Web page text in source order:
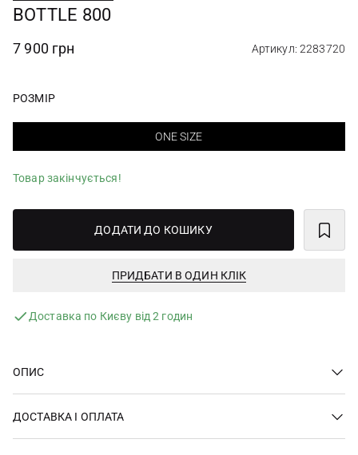
BOTTLE 800
7 900 грн Артикул: 2283720
РОЗМІР
ONE SIZE
Товар закінчується!
ДОДАТИ ДО КОШИКУ
ПРИДБАТИ В ОДИН КЛІК
Доставка по Києву від 2 годин
ОПИС
ДОСТАВКА І ОПЛАТА